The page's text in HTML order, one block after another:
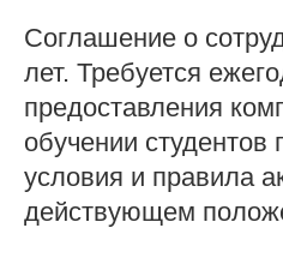
Соглашение о
лет. Требуется
предоставления
обучении
условия и правила
действующем